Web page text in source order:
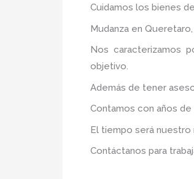
Cuidamos los bienes
Mudanza en
Nos caracterizamos
objetivo.
Además de tener
Contamos con años
El tiempo será nuestro
Contáctanos para